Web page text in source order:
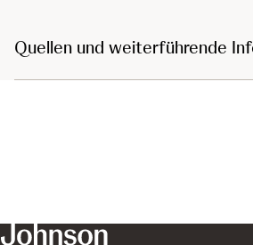
Quellen und weiterführende